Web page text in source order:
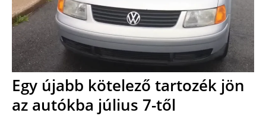
Egy újabb kötelező tartozék jön
az autókba július 7-től